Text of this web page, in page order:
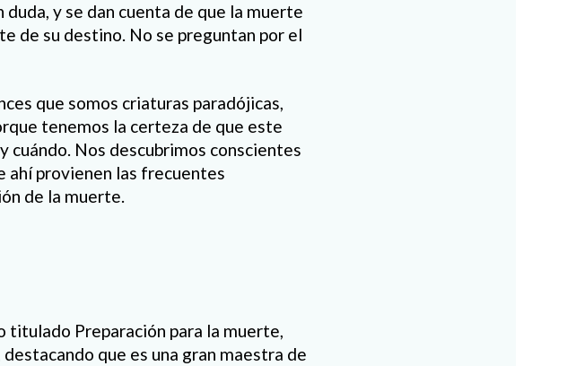
y se dan cuenta de que la muerte
de su destino. No se preguntan por el
que somos criaturas paradójicas,
tenemos la certeza de que este
Nos descubrimos conscientes
ahí provienen las frecuentes
de la muerte.
titulado Preparación para la muerte,
que es una gran maestra de